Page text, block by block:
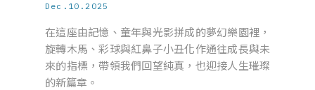
Dec.10.2025
在這座由記憶、童年與光影拼成的夢幻樂園裡，
旋轉木馬、彩球與紅鼻子小丑化作通往成長與未
來的指標，帶領我們回望純真，也迎接人生璀璨
的新篇章。